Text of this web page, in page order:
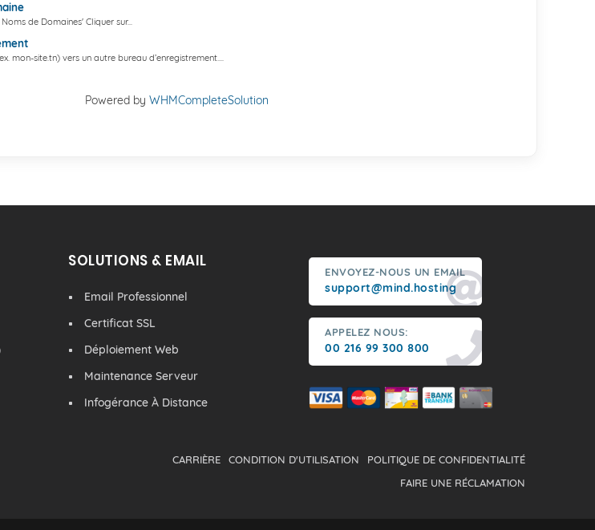
de Domaines' Cliquer sur...
mon-site.tn) vers un autre bureau d’enregistrement....
Powered by WHMCompleteSolution
SOLUTIONS & EMAIL
Email Professionnel
Certificat SSL
Déploiement Web
Maintenance Serveur
Infogérance À Distance
ENVOYEZ-NOUS UN EMAIL
support@mind.hosting
APPELEZ NOUS:
00 216 99 300 800
POLITIQUE DE CONFIDENTIALITÉ
CONDITION D'UTILISATION
CARRIÈRE
FAIRE UNE RÉCLAMATION